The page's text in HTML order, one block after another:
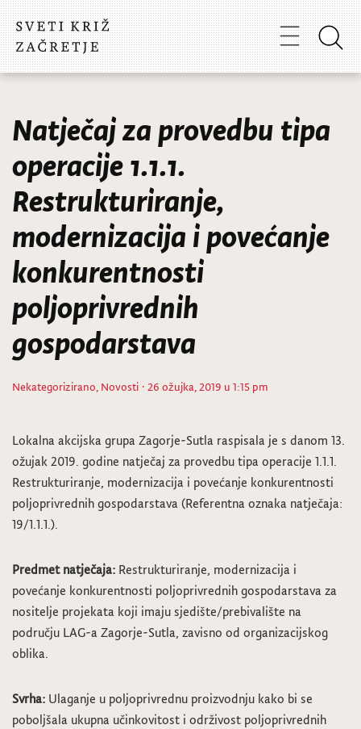
Natječaj za provedbu tipa
operacije 1.1.1.
Restrukturiranje,
modernizacija i povećanje
konkurentnosti
poljoprivrednih
gospodarstava
Nekategorizirano, Novosti · 26 ožujka, 2019 u 1:15 pm
Lokalna akcijska grupa Zagorje-Sutla raspisala je s danom 13.
ožujak 2019. godine natječaj za provedbu tipa operacije 1.1.1.
Restrukturiranje, modernizacija i povećanje konkurentnosti
poljoprivrednih gospodarstava (Referentna oznaka natječaja:
19/1.1.1.).
Predmet natječaja: Restrukturiranje, modernizacija i
povećanje konkurentnosti poljoprivrednih gospodarstava za
nositelje projekata koji imaju sjedište/prebivalište na
području LAG-a Zagorje-Sutla, zavisno od organizacijskog
oblika.
Svrha: Ulaganje u poljoprivrednu proizvodnju kako bi se
poboljšala ukupna učinkovitost i održivost poljoprivrednih